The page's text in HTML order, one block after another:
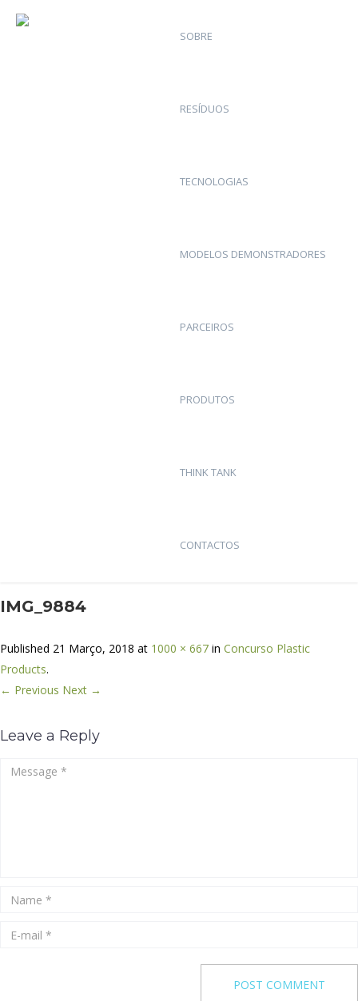
SOBRE
RESÍDUOS
TECNOLOGIAS
MODELOS DEMONSTRADORES
PARCEIROS
PRODUTOS
THINK TANK
CONTACTOS
IMG_9884
Published 21 Março, 2018 at 1000 × 667 in Concurso Plastic
Products.
← Previous Next →
Leave a Reply